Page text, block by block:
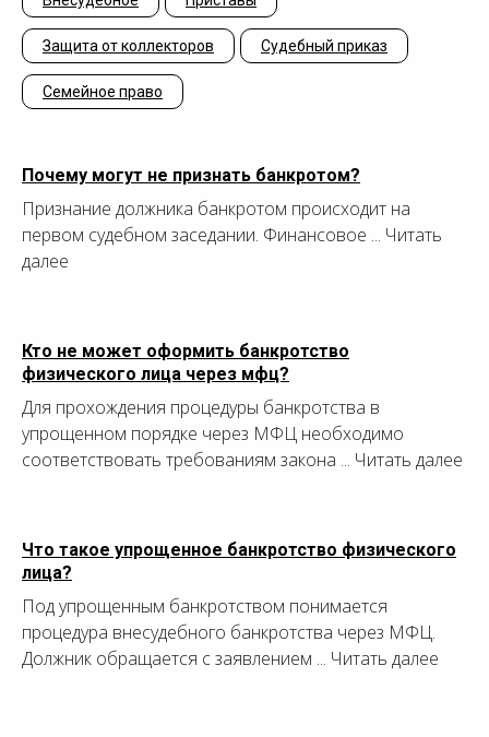
Защита от коллекторов Судебный приказ
Семейное право
Почему могут не признать банкротом?
Признание должника банкротом происходит на
первом судебном заседании. Финансовое ... Читать
далее
Кто не может оформить банкротство
физического лица через мфц?
Для прохождения процедуры банкротства в
упрощенном порядке через МФЦ необходимо
соответствовать требованиям закона ... Читать далее
Что такое упрощенное банкротство физического
лица?
Под упрощенным банкротством понимается
процедура внесудебного банкротства через МФЦ.
Должник обращается с заявлением ... Читать далее